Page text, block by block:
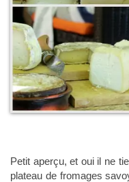
Petit aperçu, et oui il ne
plateau de fromages